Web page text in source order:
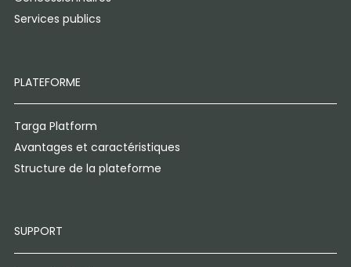
Services publics
PLATEFORME
Targa Platform
Avantages et caractéristiques
Structure de la plateforme
SUPPORT